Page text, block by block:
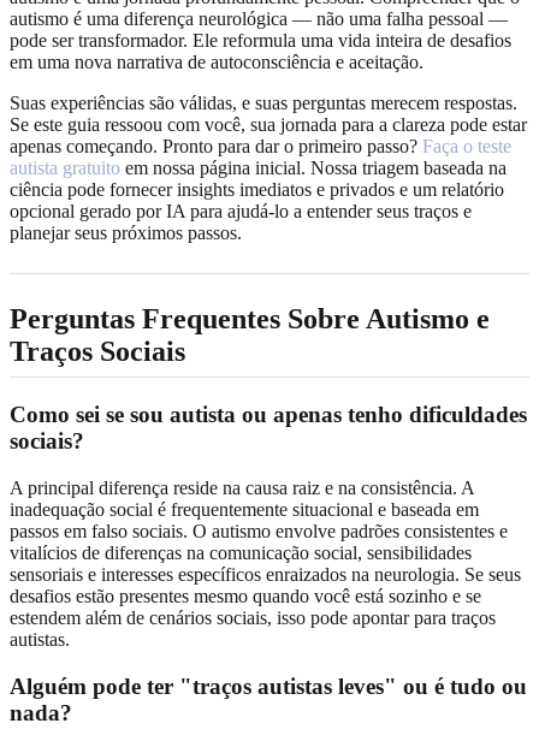
autismo é uma diferença neurológica — não uma falha pessoal —
pode ser transformador. Ele reformula uma vida inteira de desafios
em uma nova narrativa de autoconsciência e aceitação.
Suas experiências são válidas, e suas perguntas merecem respostas.
Se este guia ressoou com você, sua jornada para a clareza pode estar
apenas começando. Pronto para dar o primeiro passo? Faça o teste
autista gratuito em nossa página inicial. Nossa triagem baseada na
ciência pode fornecer insights imediatos e privados e um relatório
opcional gerado por IA para ajudá-lo a entender seus traços e
planejar seus próximos passos.
Perguntas Frequentes Sobre Autismo e
Traços Sociais
Como sei se sou autista ou apenas tenho dificuldades
sociais?
A principal diferença reside na causa raiz e na consistência. A
inadequação social é frequentemente situacional e baseada em
passos em falso sociais. O autismo envolve padrões consistentes e
vitalícios de diferenças na comunicação social, sensibilidades
sensoriais e interesses específicos enraizados na neurologia. Se seus
desafios estão presentes mesmo quando você está sozinho e se
estendem além de cenários sociais, isso pode apontar para traços
autistas.
Alguém pode ter "traços autistas leves" ou é tudo ou
nada?